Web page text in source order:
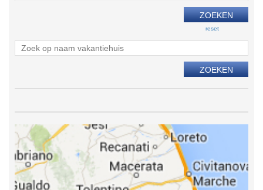
reset